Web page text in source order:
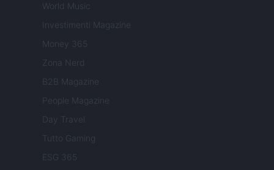
World Music
Investimenti Magazine
Money 365
Zona Nerd
B2B Magazine
People Magazine
Day Travel
Tutto Gaming
ESG 365